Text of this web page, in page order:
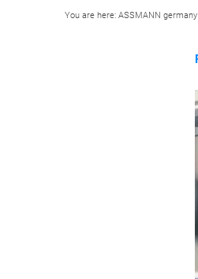
You are here: ASSMANN germany